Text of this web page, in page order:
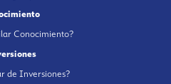
Conocimiento?
de Inversiones?